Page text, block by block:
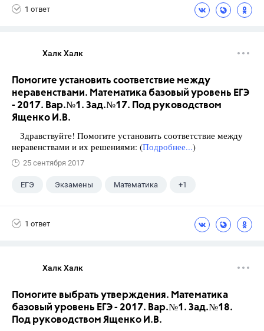
1 ответ
Халк Халк
Помогите установить соответствие между
неравенствами. Математика базовый уровень ЕГЭ
- 2017. Вар.№1. Зад.№17. Под руководством
Ященко И.В.
Здравствуйте! Помогите установить соответствие между
неравенствами и их решениями: (Подробнее...)
25 сентября 2017
ЕГЭ Экзамены Математика +1
1 ответ
Халк Халк
Помогите выбрать утверждения. Математика
базовый уровень ЕГЭ - 2017. Вар.№1. Зад.№18.
Под руководством Ященко И.В.